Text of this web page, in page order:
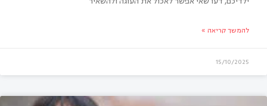
להמשך קריאה »
15/10/2025